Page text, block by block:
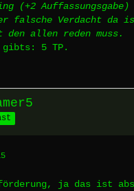
(+2 Auffassungsgabe)
falsche Verdacht da
den allen reden muss.
gibts: 5 TP.
ja das ist